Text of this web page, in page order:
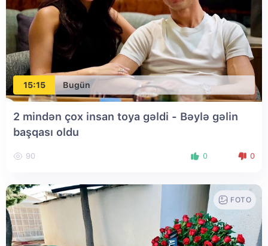
15:15 Bugün
2 mindən çox insan toya gəldi - Bəylə gəlin
başqası oldu
90 0 0
FOTO